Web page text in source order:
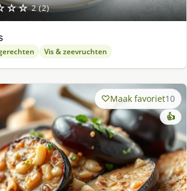
2 (2)
Vis & zeevruchten
Maak favoriet10
👍